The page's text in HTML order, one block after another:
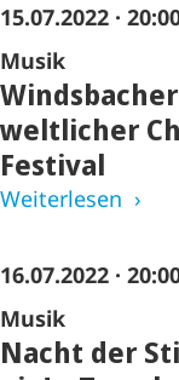
15.07.2022 ·
Musik
weltlicher
Festival
Weiterlesen
16.07.2022 ·
Musik
Nacht der